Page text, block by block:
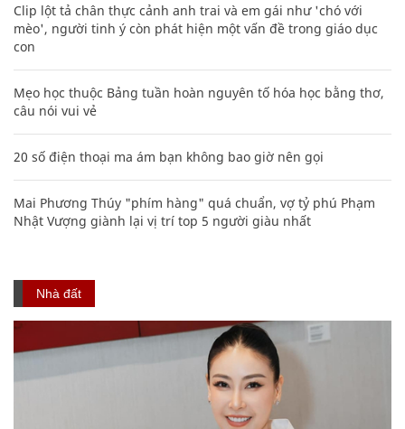
Clip lột tả chân thực cảnh anh trai và em gái như 'chó với
mèo', người tinh ý còn phát hiện một vấn đề trong giáo dục
con
Mẹo học thuộc Bảng tuần hoàn nguyên tố hóa học bằng thơ,
câu nói vui vẻ
20 số điện thoại ma ám bạn không bao giờ nên gọi
Mai Phương Thúy "phím hàng" quá chuẩn, vợ tỷ phú Phạm
Nhật Vượng giành lại vị trí top 5 người giàu nhất
Nhà đất